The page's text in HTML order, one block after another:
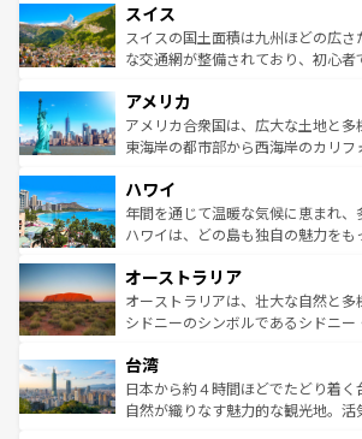
れる地方に足を運ぶとそれぞれで全
きるだろう。 なお、新着のフラ
を参照してほしい。
は、お酒好きな人にはぜひ体験してほしい。 な
ドイツ情報はコンテンツ一覧を参照
リアごとに異なる魅力がある。また
ティー、ビール好きにはたまらな
戦など、本場だからこそできる体験
ンツ一覧を参照してほしい。
スイス
スイスの国土面積は九州ほどの広
な交通網が整備されており、初心者
の建物がそのまま残る町や、スイス
博物館もあり、アルプス観光だけで
ことができる。国民の所得が高いた
ば市内交通費無料で観光を楽しむこともで
着のスイス情報はコンテンツ一覧
アメリカ
アメリカ合衆国は、広大な土地と多
東海岸の都市部から西海岸のカリフ
のような巨大都市は、観光、ショッ
ンメントが詰まった刺激的なスポッ
西部には大自然が広がり、グランド
部のニューオーリンズでは、音楽と
文化が魅力。旅行者はアメリカの各
しみながら、その多様性と豊かな歴
ならではの贅沢な旅のスタイルだ。 なお、新着のアメリカ
情報はコンテンツ一覧を参照してほ
ハワイ
年間を通じて温暖な気候に恵まれ、
ハワイは、どの島も独自の魅力をも
ワイ島は見逃せない。また、定番の
島だが、静かな自然を求めるならマ
おすすめ。エメラルドグリーンに輝
れるおもてなしの心で訪れる人々を
人々、おいしいローカルフードやハ
ク、伝統的なフラダンスなど、すべ
オーストラリア
オーストラリアは、壮大な自然と多
シドニーのシンボルであるシドニー
リアリーフや大陸中央部にそびえる
ク）、タスマニアの美しい原生林や
ど、見どころがたくさん。また、カ
台湾
日本から約４時間ほどでたどり着く
自然が織りなす魅力的な観光地。活